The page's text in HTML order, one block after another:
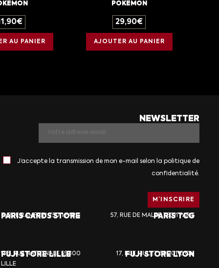
€
AU PANIER
POKEMON
29,90€
AJOUTER AU PANIER
NEWSLETTER
J’accepte la transmission de mon e-mail selon la politique de
confidentialité.
PARIS CARDS STORE
6, RUE RAMPON 75011 PARIS PARIS TCG
57, RUE DE MALTE 75011 PARIS
FUJI STORE LILLE
136, RUE NATIONALE 59800
LILLE
FUJI STORE LYON
17, RUE MULET 69001 LYON